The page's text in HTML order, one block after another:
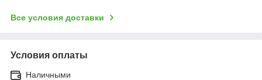
Все условия доставки
Условия оплаты
Наличными